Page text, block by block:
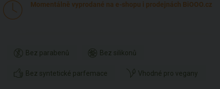
Momentálně vyprodané na e-shopu i prodejnách BiOOO.cz
Bez parabenů Bez silikonů
Bez syntetické parfemace Vhodné pro vegany